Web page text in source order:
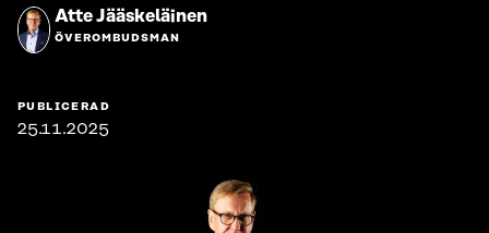
Atte Jääskeläinen
ÖVEROMBUDSMAN
PUBLICERAD
25.11.2025